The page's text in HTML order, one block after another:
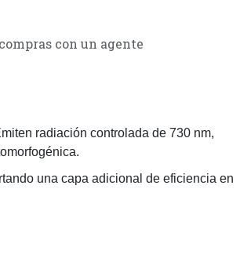
con un agente
radiación controlada de 730 nm,
una capa adicional de eficiencia en